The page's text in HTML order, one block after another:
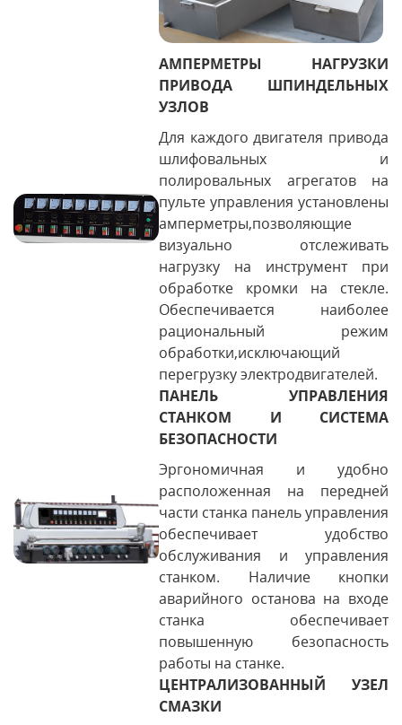
АМПЕРМЕТРЫ НАГРУЗКИ
ПРИВОДА ШПИНДЕЛЬНЫХ
УЗЛОВ
Для каждого двигателя привода
шлифовальных и
полировальных агрегатов на
пульте управления установлены
амперметры,позволяющие
визуально отслеживать
нагрузку на инструмент при
обработке кромки на стекле.
Обеспечивается наиболее
рациональный режим
обработки,исключающий
перегрузку электродвигателей.
ПАНЕЛЬ УПРАВЛЕНИЯ
СТАНКОМ И СИСТЕМА
БЕЗОПАСНОСТИ
Эргономичная и удобно
расположенная на передней
части станка панель управления
обеспечивает удобство
обслуживания и управления
станком. Наличие кнопки
аварийного останова на входе
станка обеспечивает
повышенную безопасность
работы на станке.
ЦЕНТРАЛИЗОВАННЫЙ УЗЕЛ
СМАЗКИ